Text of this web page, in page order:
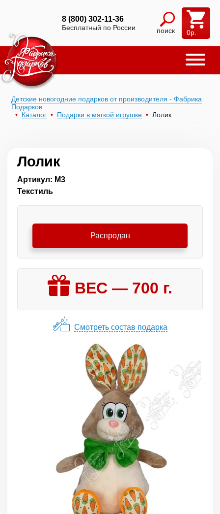
8 (800) 302-11-36
Бесплатный по России поиск 0р.
Детские новогодние подарков от производителя - Фабрика
Подарков
Каталог
Подарки в мягкой игрушке Лолик
Лолик
Артикул: М3
Текстиль
Распродан
ВЕС — 700 г.
Смотреть состав подарка